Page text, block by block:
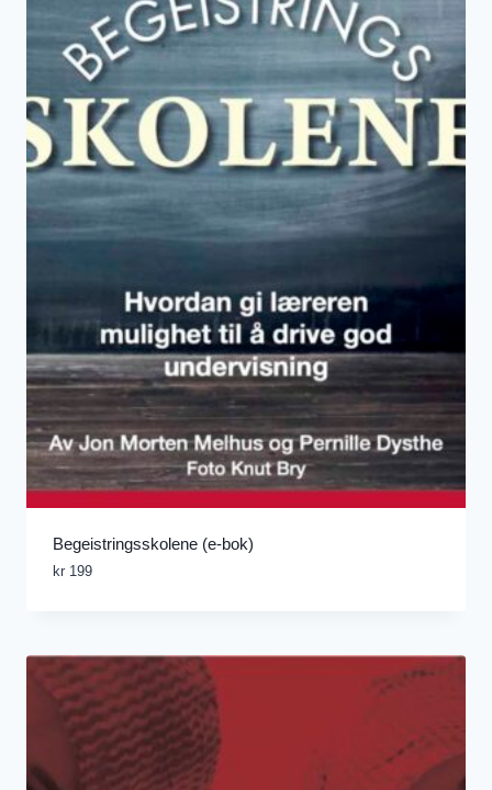
Begeistringsskolene (e-bok)
kr199